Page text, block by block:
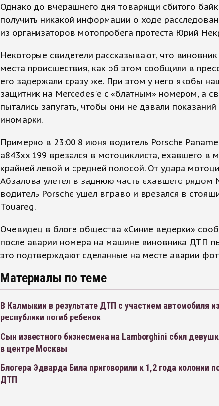
Однако до вчерашнего дня товарищи сбитого
получить никакой информации о ходе
из организаторов мотопробега протеста Юрий
Некоторые свидетели рассказывают, что виновник
места происшествия, как об этом сообщили в
его задержали сразу же. При этом у него якобы
защитник на Mercedes'е с «блатным» номером, а
пытались запугать, чтобы они не давали
иномарки.
Примерно в 23:00 8 июня водитель Porsche
a843xx 199 врезался в мотоциклиста, ехавшего в
крайней левой и средней полосой. От удара
Абзалова улетел в заднюю часть ехавшего рядом
водитель Porsche ушел вправо и врезался в
Touareg.
Очевидец в блоге общества «Синие ведерки»
после аварии номера на машине виновника ДТП
это подтверждают сделанные на месте аварии
Материалы по теме
В Калмыкии в результате ДТП с участием автомобиля
республики погиб ребенок
Сын известного бизнесмена на Lamborghini сбил
в центре Москвы
Блогера Эдварда Била приговорили к 1,2 года колонии
ДТП